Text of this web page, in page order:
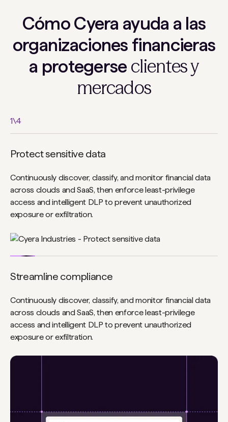
Cómo Cyera ayuda a las
organizaciones financieras
a protegerse clientes y
mercados
1\4
Protect sensitive data
Continuously discover, classify, and monitor financial data
across clouds and SaaS, then enforce least-privilege
access and intelligent DLP to prevent unauthorized
exposure or exfiltration.
Streamline compliance
Continuously discover, classify, and monitor financial data
across clouds and SaaS, then enforce least-privilege
access and intelligent DLP to prevent unauthorized
exposure or exfiltration.